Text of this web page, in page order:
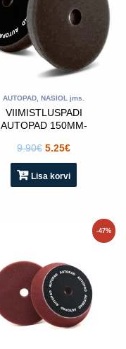
AUTOPAD, NASIOL jms.
VIIMISTLUSPADI
AUTOPAD 150MM-
9.90€ 5.25€
Lisa korvi
-47%
6.90€.
Praegune
3.66€.